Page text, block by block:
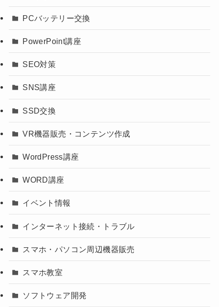
PCバッテリー交換
PowerPoint講座
SEO対策
SNS講座
SSD交換
VR機器販売・コンテンツ作成
WordPress講座
WORD講座
イベント情報
インターネット接続・トラブル
スマホ・パソコン周辺機器販売
スマホ教室
ソフトウェア開発